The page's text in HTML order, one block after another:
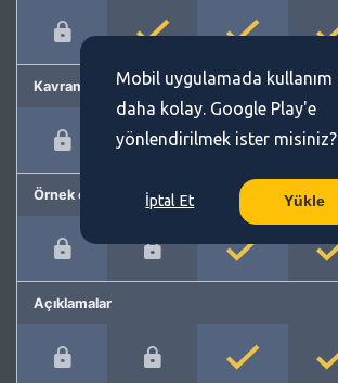
Kavram önerme
Örnek cümleler
Açıklamalar
Mobil uygulamada kullanım
daha kolay. Google Play'e
yönlendirilmek ister misiniz?
İptal Et Yükle